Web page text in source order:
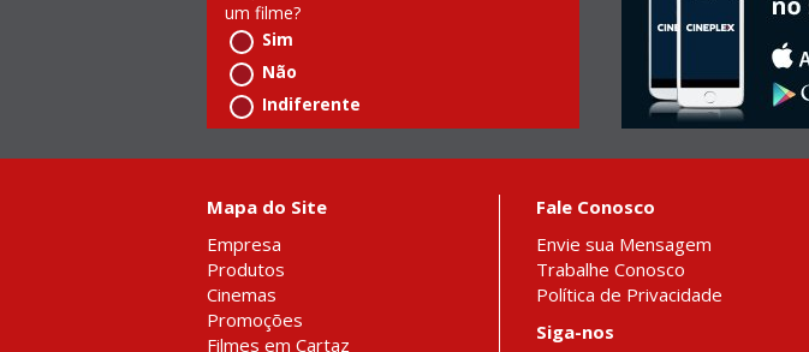
um filme?
Sim
Não
Indiferente
Mapa do Site
Empresa
Produtos
Cinemas
Promoções
Filmes em Cartaz
Fale Conosco
Envie sua Mensagem
Trabalhe Conosco
Política de Privacidade
Siga-nos